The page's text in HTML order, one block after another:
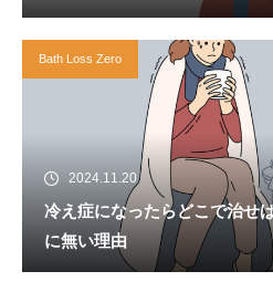
Bath Loss Zero
2024.11.20
冷え症になったらどこで治せ
に無い理由